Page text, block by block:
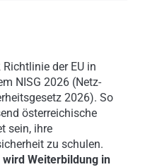
der EU in
NISG 2026 (Netz-
2026). So
österreichische
sein, ihre
zu schulen.
Weiterbildung in